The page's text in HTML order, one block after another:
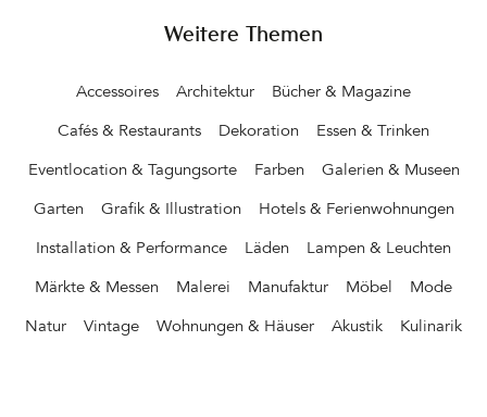
schlendern, sich inspirieren zu lassen und zu fotografieren – ein
Architectmade, Vaarnii oder Piet Hein Eek sind nur einige Namen,
vollständige Auflistung der von der Galeristin vertretenen Kunst-
Weitere Themen
Accessoires Architektur Bücher & Magazine
Cafés & Restaurants Dekoration Essen & Trinken
Eventlocation & Tagungsorte Farben Galerien & Museen
Garten Grafik & Illustration Hotels & Ferienwohnungen
Installation & Performance Läden Lampen & Leuchten
Märkte & Messen Malerei Manufaktur Möbel Mode
Natur Vintage Wohnungen & Häuser Akustik Kulinarik